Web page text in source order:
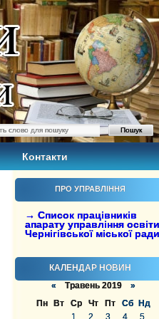
Контакти
ПРО УПРАВЛІННЯ
→ Список працівників
апарату управління освіти
Чернігівської міської ради
КАЛЕНДАР НОВИН
« Травень 2019 »
Пн
Вт Ср Чт Пт Сб
Нд
1
2 3 4 5